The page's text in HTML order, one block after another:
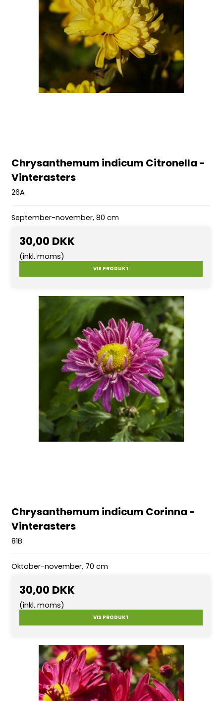
Chrysanthemum indicum Citronella -
Vinterasters
26A
September-november, 80 cm
30,00 DKK
(inkl. moms)
VIS PRODUKT
Chrysanthemum indicum Corinna -
Vinterasters
81B
Oktober-november, 70 cm
30,00 DKK
(inkl. moms)
VIS PRODUKT